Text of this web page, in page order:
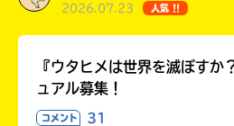
2026.07.23 人気 !!
『ウタヒメは世界を滅ぼすか
ュアル募集！
コメント 31